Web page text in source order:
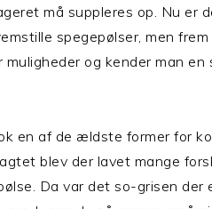
må suppleres op. Nu er
spegepølser, men
og kender man en
en af de ældste former for
blev der lavet mange
Da var det so-grisen der